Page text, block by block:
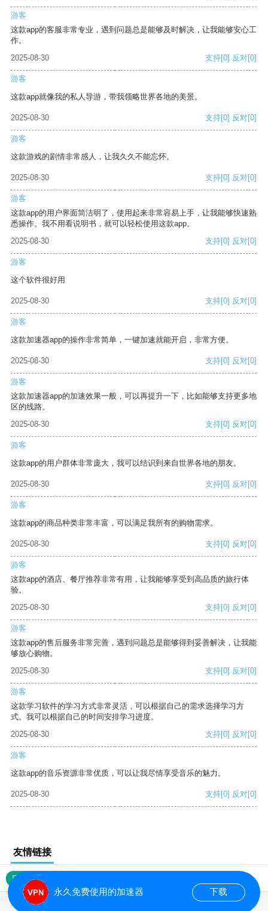
游客
这款app的客服非常专业，遇到问题总是能够及时解决，让我能够安心工
作。
2025-08-30
支持[0] 反对[0]
游客
这款app就像我的私人导游，带我领略世界各地的美景。
2025-08-30 支持[0] 反对[0]
游客
这款游戏的剧情非常感人，让我久久不能忘怀。
2025-08-30 支持[0] 反对[0]
游客
这款app的用户界面简洁明了，使用起来非常容易上手，让我能够快速熟
悉操作。我不用看说明书，就可以轻松使用这款app。
2025-08-30
支持[0] 反对[0]
游客
这个软件很好用
2025-08-30 支持[0] 反对[0]
游客
这款加速器app的操作非常简单，一键加速就能开启，非常方便。
2025-08-30 支持[0] 反对[0]
游客
这款加速器app的加速效果一般，可以再提升一下，比如能够支持更多地
区的线路。
2025-08-30
支持[0] 反对[0]
游客
这款app的用户群体非常庞大，我可以结识到来自世界各地的朋友。
2025-08-30 支持[0] 反对[0]
游客
这款app的商品种类非常丰富，可以满足我所有的购物需求。
2025-08-30 支持[0] 反对[0]
游客
这款app的酒店、餐厅推荐非常有用，让我能够享受到高品质的旅行体
验。
2025-08-30
支持[0] 反对[0]
游客
这款app的售后服务非常完善，遇到问题总是能够得到妥善解决，让我能
够放心购物。
2025-08-30
支持[0] 反对[0]
游客
这款学习软件的学习方式非常灵活，可以根据自己的需求选择学习方
式。我可以根据自己的时间安排学习进度。
2025-08-30
支持[0] 反对[0]
游客
这款app的音乐资源非常优质，可以让我尽情享受音乐的魅力。
2025-08-30 支持[0] 反对[0]
友情链接
网站地图
永久免费使用的加速器 下载